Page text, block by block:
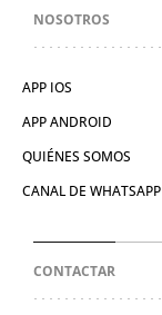
NOSOTROS
APP IOS
APP ANDROID
QUIÉNES SOMOS
CANAL DE WHATSAPP
CONTACTAR